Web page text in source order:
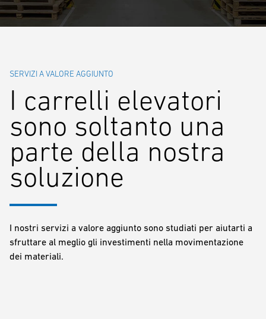
SERVIZI A VALORE AGGIUNTO
I carrelli elevatori
sono soltanto una
parte della nostra
soluzione
I nostri servizi a valore aggiunto sono studiati per aiutarti a
sfruttare al meglio gli investimenti nella movimentazione
dei materiali.